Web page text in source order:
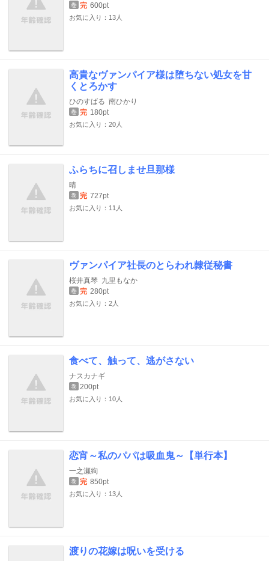
巻 完 600pt
お気に入り：13人
高貴なヴァンパイア様は堕ちない処女を甘
くとろかす
ひのすばる 南ひかり
巻 完 180pt
お気に入り：20人
ふらちに召しませ旦那様
晴
巻 完 727pt
お気に入り：11人
ヴァンパイア社長のとらわれ隷従秘書
桜井真琴 九里もなか
巻 完 280pt
お気に入り：2人
食べて、触って、逃がさない
ナスカナギ
巻 200pt
お気に入り：10人
恋宵～私のパパは吸血鬼～【単行本】
一之瀬絢
巻 完 850pt
お気に入り：13人
渡りの花嫁は呪いを受ける